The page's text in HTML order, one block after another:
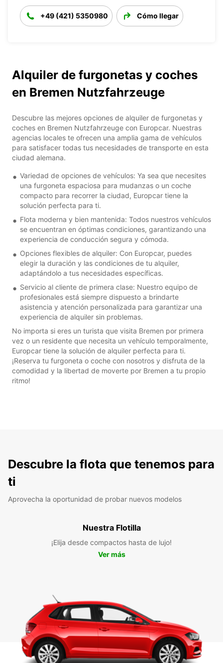
+49 (421) 5350980 Cómo llegar
Alquiler de furgonetas y coches
en Bremen Nutzfahrzeuge
Descubre las mejores opciones de alquiler de furgonetas y
coches en Bremen Nutzfahrzeuge con Europcar. Nuestras
agencias locales te ofrecen una amplia gama de vehículos
para satisfacer todas tus necesidades de transporte en esta
ciudad alemana.
Variedad de opciones de vehículos: Ya sea que necesites
una furgoneta espaciosa para mudanzas o un coche
compacto para recorrer la ciudad, Europcar tiene la
solución perfecta para ti.
Flota moderna y bien mantenida: Todos nuestros vehículos
se encuentran en óptimas condiciones, garantizando una
experiencia de conducción segura y cómoda.
Opciones flexibles de alquiler: Con Europcar, puedes
elegir la duración y las condiciones de tu alquiler,
adaptándolo a tus necesidades específicas.
Servicio al cliente de primera clase: Nuestro equipo de
profesionales está siempre dispuesto a brindarte
asistencia y atención personalizada para garantizar una
experiencia de alquiler sin problemas.
No importa si eres un turista que visita Bremen por primera
vez o un residente que necesita un vehículo temporalmente,
Europcar tiene la solución de alquiler perfecta para ti.
¡Reserva tu furgoneta o coche con nosotros y disfruta de la
comodidad y la libertad de moverte por Bremen a tu propio
ritmo!
Descubre la flota que tenemos para
ti
Aprovecha la oportunidad de probar nuevos modelos
Nuestra Flotilla
¡Elija desde compactos hasta de lujo!
Ver más